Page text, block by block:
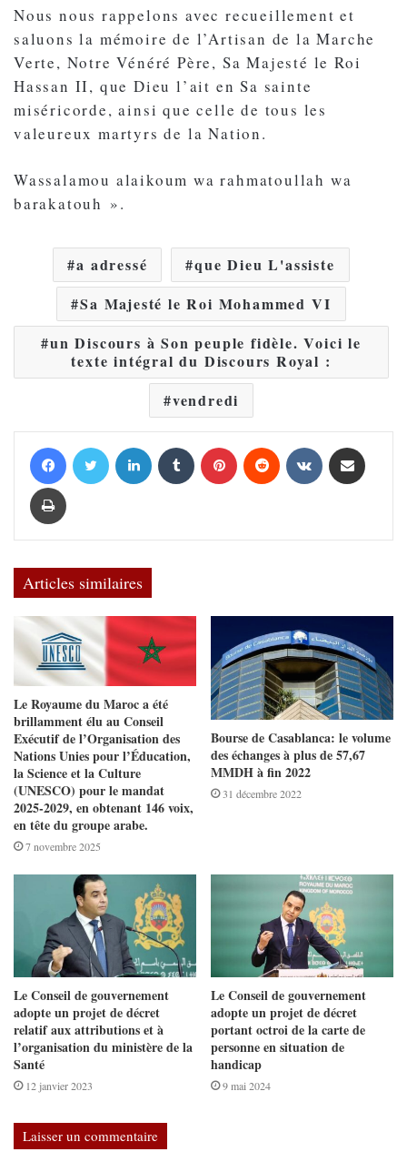
Nous nous rappelons avec recueillement et
saluons la mémoire de l’Artisan de la Marche
Verte, Notre Vénéré Père, Sa Majesté le Roi
Hassan II, que Dieu l’ait en Sa sainte
miséricorde, ainsi que celle de tous les
valeureux martyrs de la Nation.
Wassalamou alaikoum wa rahmatoullah wa
barakatouh ».
a adressé
que Dieu L'assiste
Sa Majesté le Roi Mohammed VI
un Discours à Son peuple fidèle. Voici le
texte intégral du Discours Royal :
vendredi
Articles similaires
Le Royaume du Maroc a été
brillamment élu au Conseil
Exécutif de l’Organisation des
Nations Unies pour l’Éducation,
la Science et la Culture
(UNESCO) pour le mandat
2025-2029, en obtenant 146 voix,
en tête du groupe arabe.
7 novembre 2025
Bourse de Casablanca: le volume
des échanges à plus de 57,67
MMDH à fin 2022
31 décembre 2022
Le Conseil de gouvernement
adopte un projet de décret
relatif aux attributions et à
l’organisation du ministère de la
Santé
12 janvier 2023
Le Conseil de gouvernement
adopte un projet de décret
portant octroi de la carte de
personne en situation de
handicap
9 mai 2024
Laisser un commentaire